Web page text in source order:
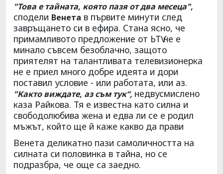
"Това е тайната, която пазя от два месеца",
сподели Венета в първите минути след
завръщането си в ефира. Стана ясно, че
примамливото предложение от ЬТѴ не е
минало съвсем безоблачно, защото
приятелят на талантливата телевизионерка
не е приел много добре идеята и дори
поставил условие - или работата, или аз.
"Както виждате, аз съм тук“, недвусмислено
каза Райкова. Тя е известна като силна и
свободолюбива жена и едва ли се е родил
мъжът, който ще й каже какво да прави
Венета деликатно пази самоличността на
силната си половинка в тайна, но се
подразбра, че още са заедно.